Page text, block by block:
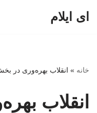
ای ایلام
خانه » انقلاب بهره‌وری در
انقلاب